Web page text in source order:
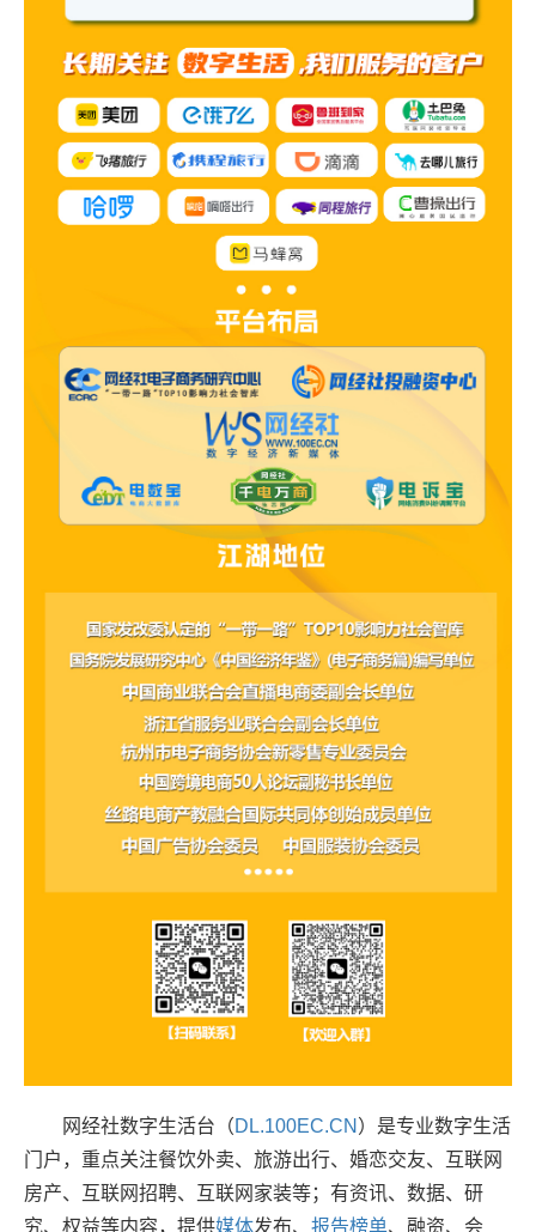
网经社数字生活台（DL.100EC.CN ）是专业数字生活
门户，重点关注餐饮外卖、旅游出行、婚恋交友、互联网
房产、互联网招聘、互联网家装等；有资讯、数据、研
究、权益等内容，提供媒体发布、 报告榜单、融资、会